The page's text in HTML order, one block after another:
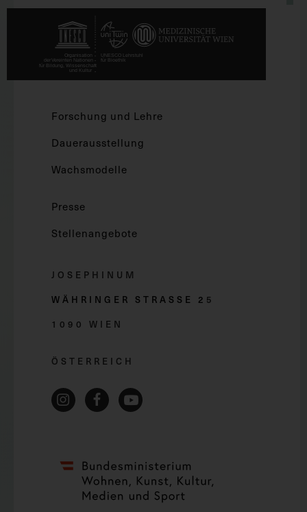
Forschung und Lehre
Dauerausstellung
Wachsmodelle
Presse
Stellenangebote
JOSEPHINUM
WÄHRINGER STRASSE 2 5
1090 WIEN
ÖSTERREICH